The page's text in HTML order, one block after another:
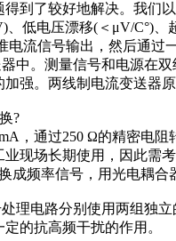
到了较好地解决。我们
低电压漂移(＜μV/C°)
电流信号输出，然后通
中。测量信号和电源在
强。两线制电流变送器
?
，通过250 Ω的精密电
现场长期使用，因此需
成频率信号，用光电耦
理电路分别使用两组独
的抗高频干扰的作用。